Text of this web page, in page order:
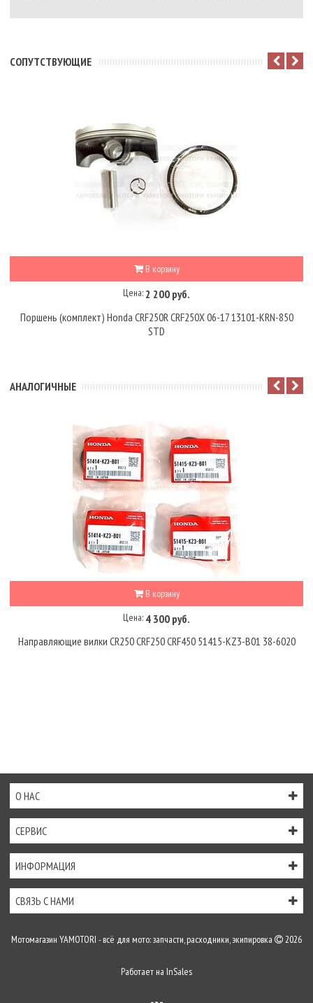
CОПУТСТВУЮЩИЕ
В корзину
Цена: 2 200 руб.
Поршень (комплект) Honda CRF250R CRF250X 06-17 13101-KRN-850
STD
АНАЛОГИЧНЫЕ
В корзину
Цена: 4 300 руб.
Направляющие вилки CR250 CRF250 CRF450 51415-KZ3-B01 38-6020
О НАС
СЕРВИС
ИНФОРМАЦИЯ
СВЯЗЬ С НАМИ
Мотомагазин YAMOTORI - всё для мото: запчасти, расходники, экипировка 2026
Работает на InSales